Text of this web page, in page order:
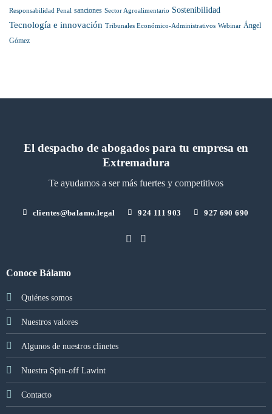
Responsabilidad Penal sanciones Sector Agroalimentario Sostenibilidad
Tecnología e innovación Tribunales Económico-Administrativos Webinar Ángel
Gómez
El despacho de abogados para tu empresa en
Extremadura
Te ayudamos a ser más fuertes y competitivos
clientes@balamo.legal 924 111 903 927 690 690
Conoce Bálamo
Quiénes somos
Nuestros valores
Algunos de nuestros clinetes
Nuestra Spin-off Lawint
Contacto